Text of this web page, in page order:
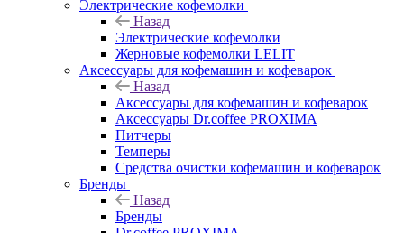
Электрические кофемолки
Назад
Электрические кофемолки
Жерновые кофемолки LELIT
Аксессуары для кофемашин и кофеварок
Назад
Аксессуары для кофемашин и кофеварок
Аксессуары Dr.coffee PROXIMA
Питчеры
Темперы
Средства очистки кофемашин и кофеварок
Бренды
Назад
Бренды